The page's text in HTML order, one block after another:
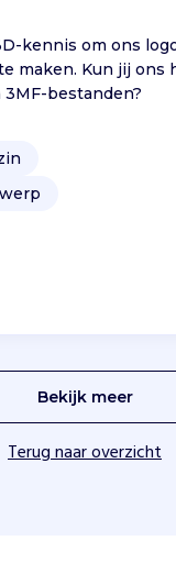
kennis om ons
maken. Kun jij ons
bestanden?
Bekijk meer
Terug naar overzicht